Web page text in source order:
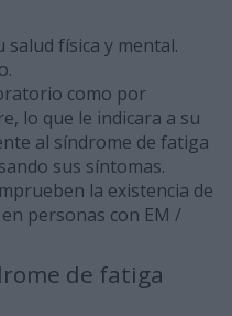
salud física y mental.
como por
lo que le indicara a su
al síndrome de fatiga
sus síntomas.
la existencia de
personas con EM /
de fatiga